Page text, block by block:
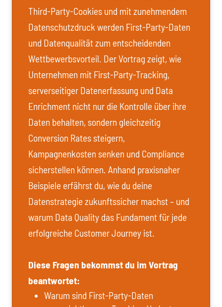
Third-Party-Cookies und mit zunehmendem
Datenschutzdruck werden First-Party-Daten
und Datenqualität zum entscheidenden
Wettbewerbsvorteil. Der Vortrag zeigt, wie
Unternehmen mit First-Party-Tracking,
serverseitiger Datenerfassung und Data
Enrichment nicht nur die Kontrolle über ihre
Daten behalten, sondern gleichzeitig
Conversion Rates steigern,
Kampagnenkosten senken und Compliance
sicherstellen können. Anhand praxisnaher
Beispiele erfährst du, wie du deine
Datenstrategie zukunftssicher machst – und
warum Data Quality das Fundament für jede
erfolgreiche Customer Journey ist.
Diese Fragen bekommst du im Vortrag
beantwortet:
Warum sind First-Party-Daten